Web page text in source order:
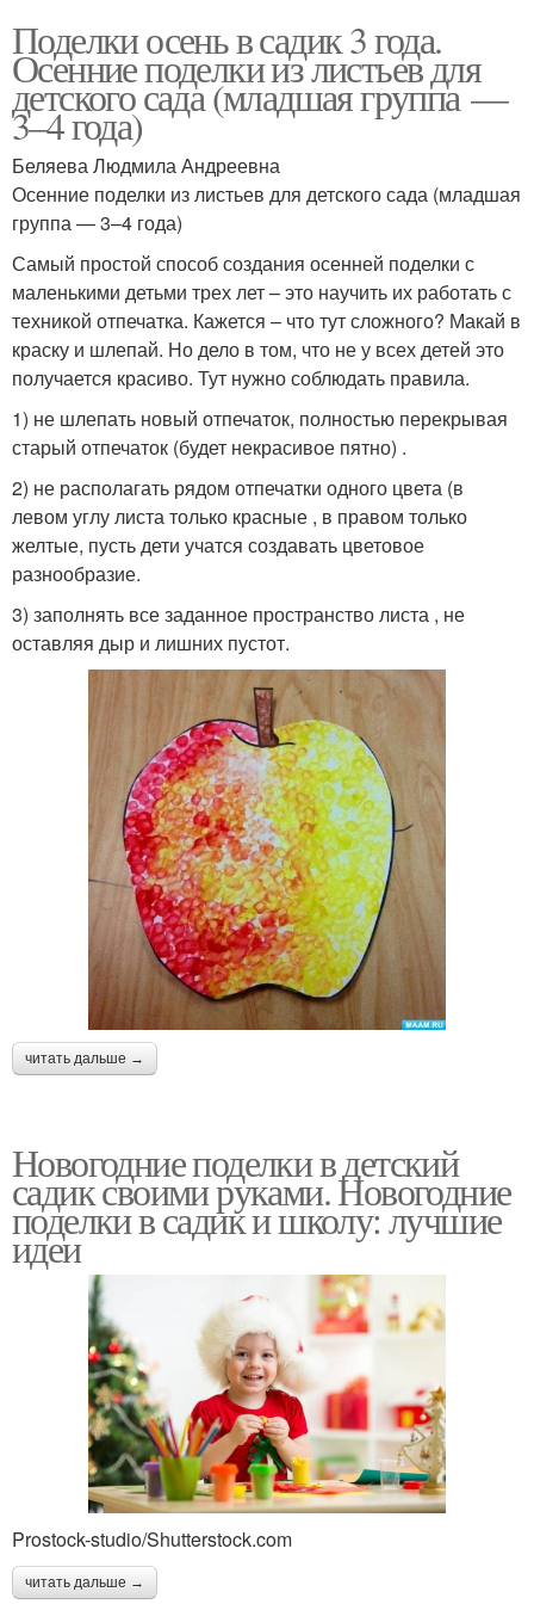
Поделки осень в садик 3 года.
Осенние поделки из листьев для
детского сада (младшая группа —
3–4 года)
Беляева Людмила Андреевна
Осенние поделки из листьев для детского сада (младшая
группа — 3–4 года)
Самый простой способ создания осенней поделки с
маленькими детьми трех лет – это научить их работать с
техникой отпечатка. Кажется – что тут сложного? Макай в
краску и шлепай. Но дело в том, что не у всех детей это
получается красиво. Тут нужно соблюдать правила.
1) не шлепать новый отпечаток, полностью перекрывая
старый отпечаток (будет некрасивое пятно) .
2) не располагать рядом отпечатки одного цвета (в
левом углу листа только красные , в правом только
желтые, пусть дети учатся создавать цветовое
разнообразие.
3) заполнять все заданное пространство листа , не
оставляя дыр и лишних пустот.
читать дальше →
Новогодние поделки в детский
садик своими руками. Новогодние
поделки в садик и школу: лучшие
идеи
Prostock-studio/Shutterstock.com
читать дальше →